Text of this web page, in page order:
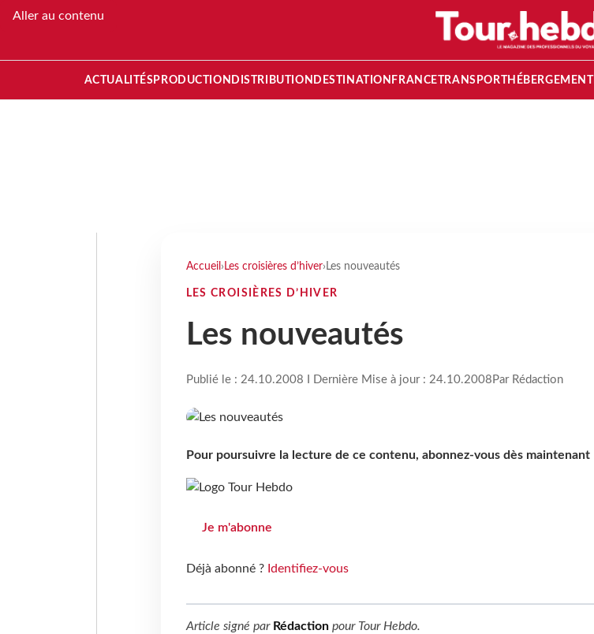
Aller au contenu
ACTUALITÉS PRODUCTION DISTRIBUTION DESTINATION FRANCETRANSPORT HÉBERGEMENT
Accueil › Les croisières d’hiver› Les nouveautés
LES CROISIÈRES D’HIVER
Les nouveautés
Publié le : 24.10.2008 I Dernière Mise à jour : 24.10.2008 Par Rédaction
Pour poursuivre la lecture de ce contenu, abonnez-vous dès maintenant
Je m'abonne
Déjà abonné ? Identifiez-vous
Article signé par Rédactionpour Tour Hebdo.